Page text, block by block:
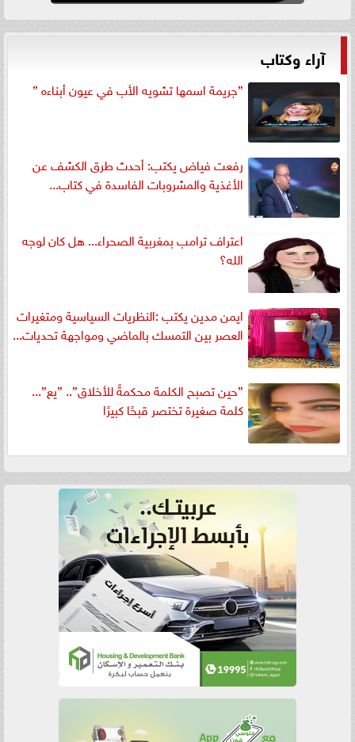
آراء وكتاب
”جريمة اسمها تشويه الأب في عيون أبناءه ”
رفعت فياض يكتب: أحدث طرق الكشف عن
الأغذية والمشروبات الفاسدة في كتاب...
اعتراف ترامب بمغربية الصحراء... هل كان لوجه
الله؟
ايمن مدين يكتب :النظريات السياسية ومتغيرات
العصر بين التمسك بالماضي ومواجهة تحديات...
”حين تصبح الكلمة محكمةً للأخلاق”.. ”يع”...
كلمة صغيرة تختصر قبحًا كبيرًا